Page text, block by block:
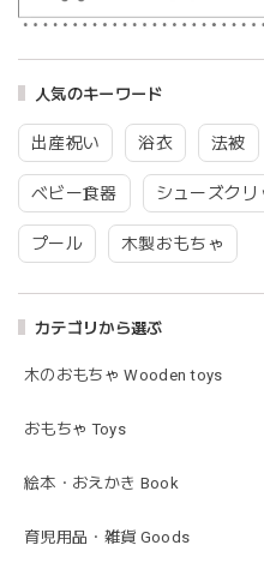
人気のキーワード
出産祝い 浴衣 法被
ベビー食器 シューズクリ
プール 木製おもちゃ
カテゴリから選ぶ
木のおもちゃ Wooden toys
おもちゃ Toys
絵本・おえかき Book
育児用品・雑貨 Goods
gray
2026/03/26
グレーを購入しました！手
したがかわいいので問題な
2026/02/21
この度は迅速丁寧な対応を